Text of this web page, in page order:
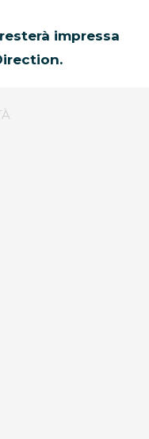
impressa